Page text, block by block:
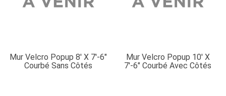
Mur Velcro Popup 8′ X 7′-6″
Courbé Sans Côtés
Mur Velcro Popup 10′ X
7′-6″ Courbé Avec Côtés